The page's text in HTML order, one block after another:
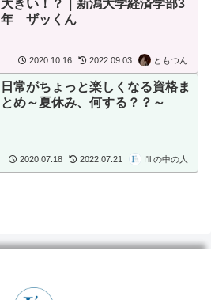
大きい！？｜新潟大学経済学部3
年 ザッくん
2020.10.16 2022.09.03 ともつん
日常がちょっと楽しくなる資格ま
とめ～夏休み、何する？？～
2020.07.18 2022.07.21 I'll の中の人